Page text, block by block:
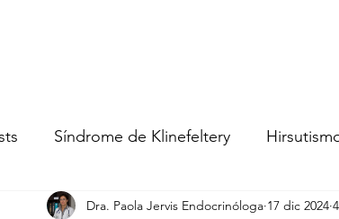
Síndrome de Klinefeltery
Prolactinomas Tumores Neuroendocrinos
Dra. Paola Jervis Endocrinóloga 17 dic 2024